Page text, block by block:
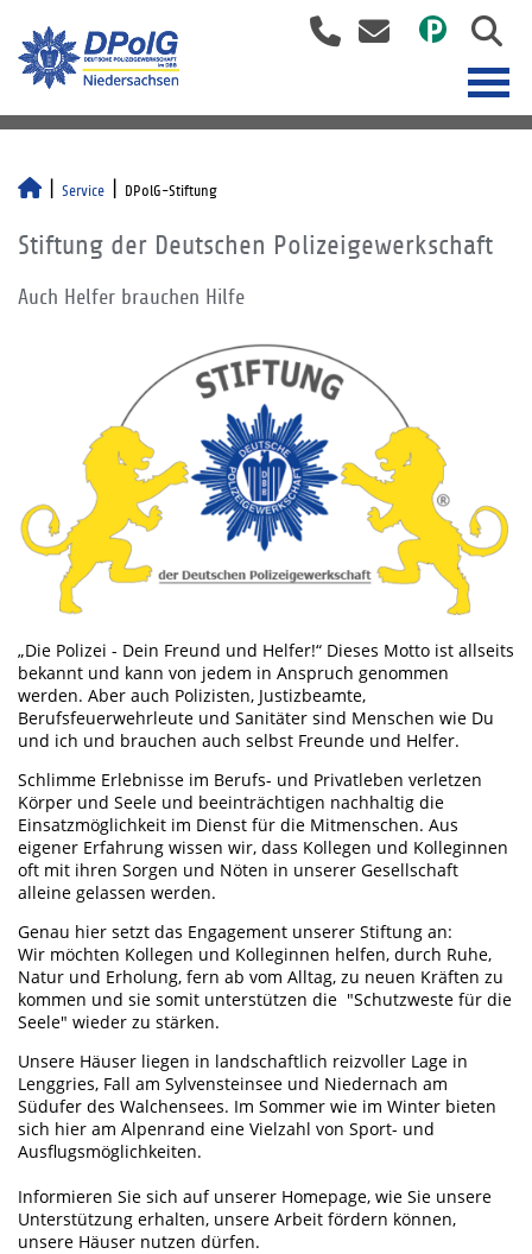
Service DPolG-Stiftung
Stiftung der Deutschen Polizeigewerkschaft
Auch Helfer brauchen Hilfe
„Die Polizei - Dein Freund und Helfer!“ Dieses Motto ist allseits
bekannt und kann von jedem in Anspruch genommen
werden. Aber auch Polizisten, Justizbeamte,
Berufsfeuerwehrleute und Sanitäter sind Menschen wie Du
und ich und brauchen auch selbst Freunde und Helfer.
Schlimme Erlebnisse im Berufs- und Privatleben verletzen
Körper und Seele und beeinträchtigen nachhaltig die
Einsatzmöglichkeit im Dienst für die Mitmenschen. Aus
eigener Erfahrung wissen wir, dass Kollegen und Kolleginnen
oft mit ihren Sorgen und Nöten in unserer Gesellschaft
alleine gelassen werden.
Genau hier setzt das Engagement unserer Stiftung an:
Wir möchten Kollegen und Kolleginnen helfen, durch Ruhe,
Natur und Erholung, fern ab vom Alltag, zu neuen Kräften zu
kommen und sie somit unterstützen die "Schutzweste für die
Seele" wieder zu stärken.
Unsere Häuser liegen in landschaftlich reizvoller Lage in
Lenggries, Fall am Sylvensteinsee und Niedernach am
Südufer des Walchensees. Im Sommer wie im Winter bieten
sich hier am Alpenrand eine Vielzahl von Sport- und
Ausflugsmöglichkeiten.
Informieren Sie sich auf unserer Homepage, wie Sie unsere
Unterstützung erhalten, unsere Arbeit fördern können,
unsere Häuser nutzen dürfen.